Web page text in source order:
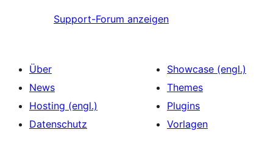
Support-Forum anzeigen
Über
News
Hosting (engl.)
Datenschutz
Showcase (engl.)
Themes
Plugins
Vorlagen